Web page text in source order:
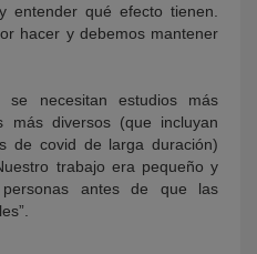
entender qué efecto tienen.
hacer y debemos mantener
necesitan estudios más
más diversos (que incluyan
de covid de larga duración)
trabajo era pequeño y
antes de que las